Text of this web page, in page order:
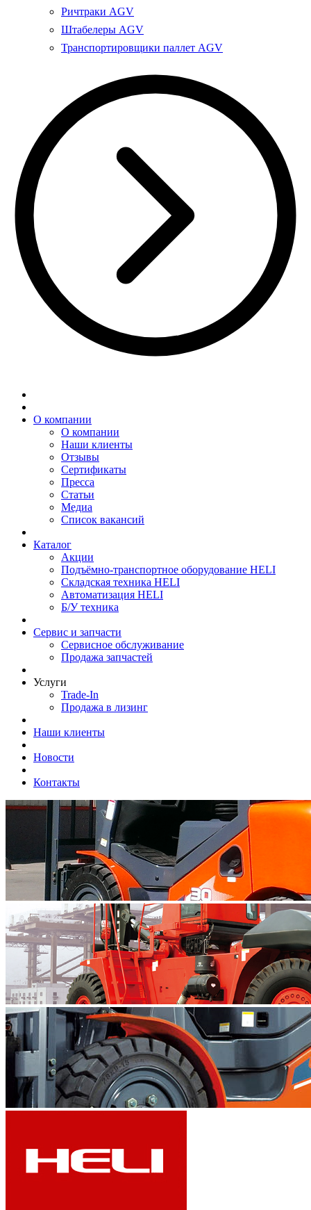
Ричтраки AGV
Штабелеры AGV
Транспортировщики паллет AGV
О компании
О компании
Наши клиенты
Отзывы
Сертификаты
Пресса
Статьи
Медиа
Список вакансий
Каталог
Акции
Подъёмно-транспортное оборудование HELI
Складская техника HELI
Автоматизация HELI
Б/У техника
Сервис и запчасти
Сервисное обслуживание
Продажа запчастей
Услуги
Trade-In
Продажа в лизинг
Наши клиенты
Новости
Контакты